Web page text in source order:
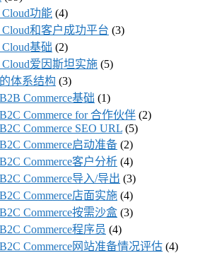
Cloud功能 (4)
Cloud和客户成功平台 (3)
Cloud基础 (2)
Cloud爱因斯坦实施 (5)
体系结构 (3)
Commerce基础 (1)
Commerce for 合作伙伴 (2)
Commerce SEO URL (5)
Commerce启动准备 (2)
Commerce客户分析 (4)
Commerce导入/导出 (3)
Commerce店面实施 (4)
Commerce按需沙盒 (3)
Commerce程序员 (4)
B2C Commerce网站准备情况评估 (4)